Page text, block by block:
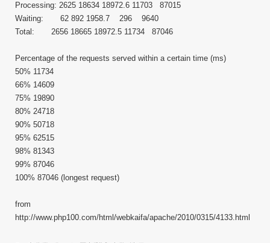
Processing: 2625 18634 18972.6 11703 87015
Waiting: 62 892 1958.7 296 9640
Total: 2656 18665 18972.5 11734 87046
Percentage of the requests served within a certain time (ms)
50% 11734
66% 14609
75% 19890
80% 24718
90% 50718
95% 62515
98% 81343
99% 87046
100% 87046 (longest request)
from
http://www.php100.com/html/webkaifa/apache/2010/0315/4133.html